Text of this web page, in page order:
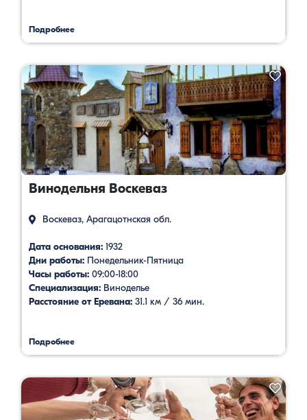
Подробнее
Винодельня Воскеваз
Воскеваз, Арагацотнская обл.
Дата основания: 1932
Дни работы: Понедельник-Пятница
Часы работы: 09:00-18:00
Специализация: Виноделье
Расстояние от Еревана: 31.1 км / 36 мин.
Подробнее